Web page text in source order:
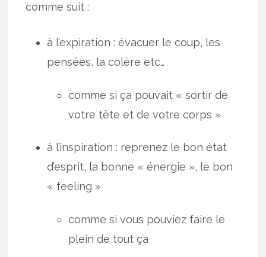
comme suit :
à l’expiration : évacuer le coup, les
pensées, la colère etc…
comme si ça pouvait « sortir de
votre tête et de votre corps »
à l’inspiration : reprenez le bon état
d’esprit, la bonne « énergie », le bon
« feeling »
comme si vous pouviez faire le
plein de tout ça